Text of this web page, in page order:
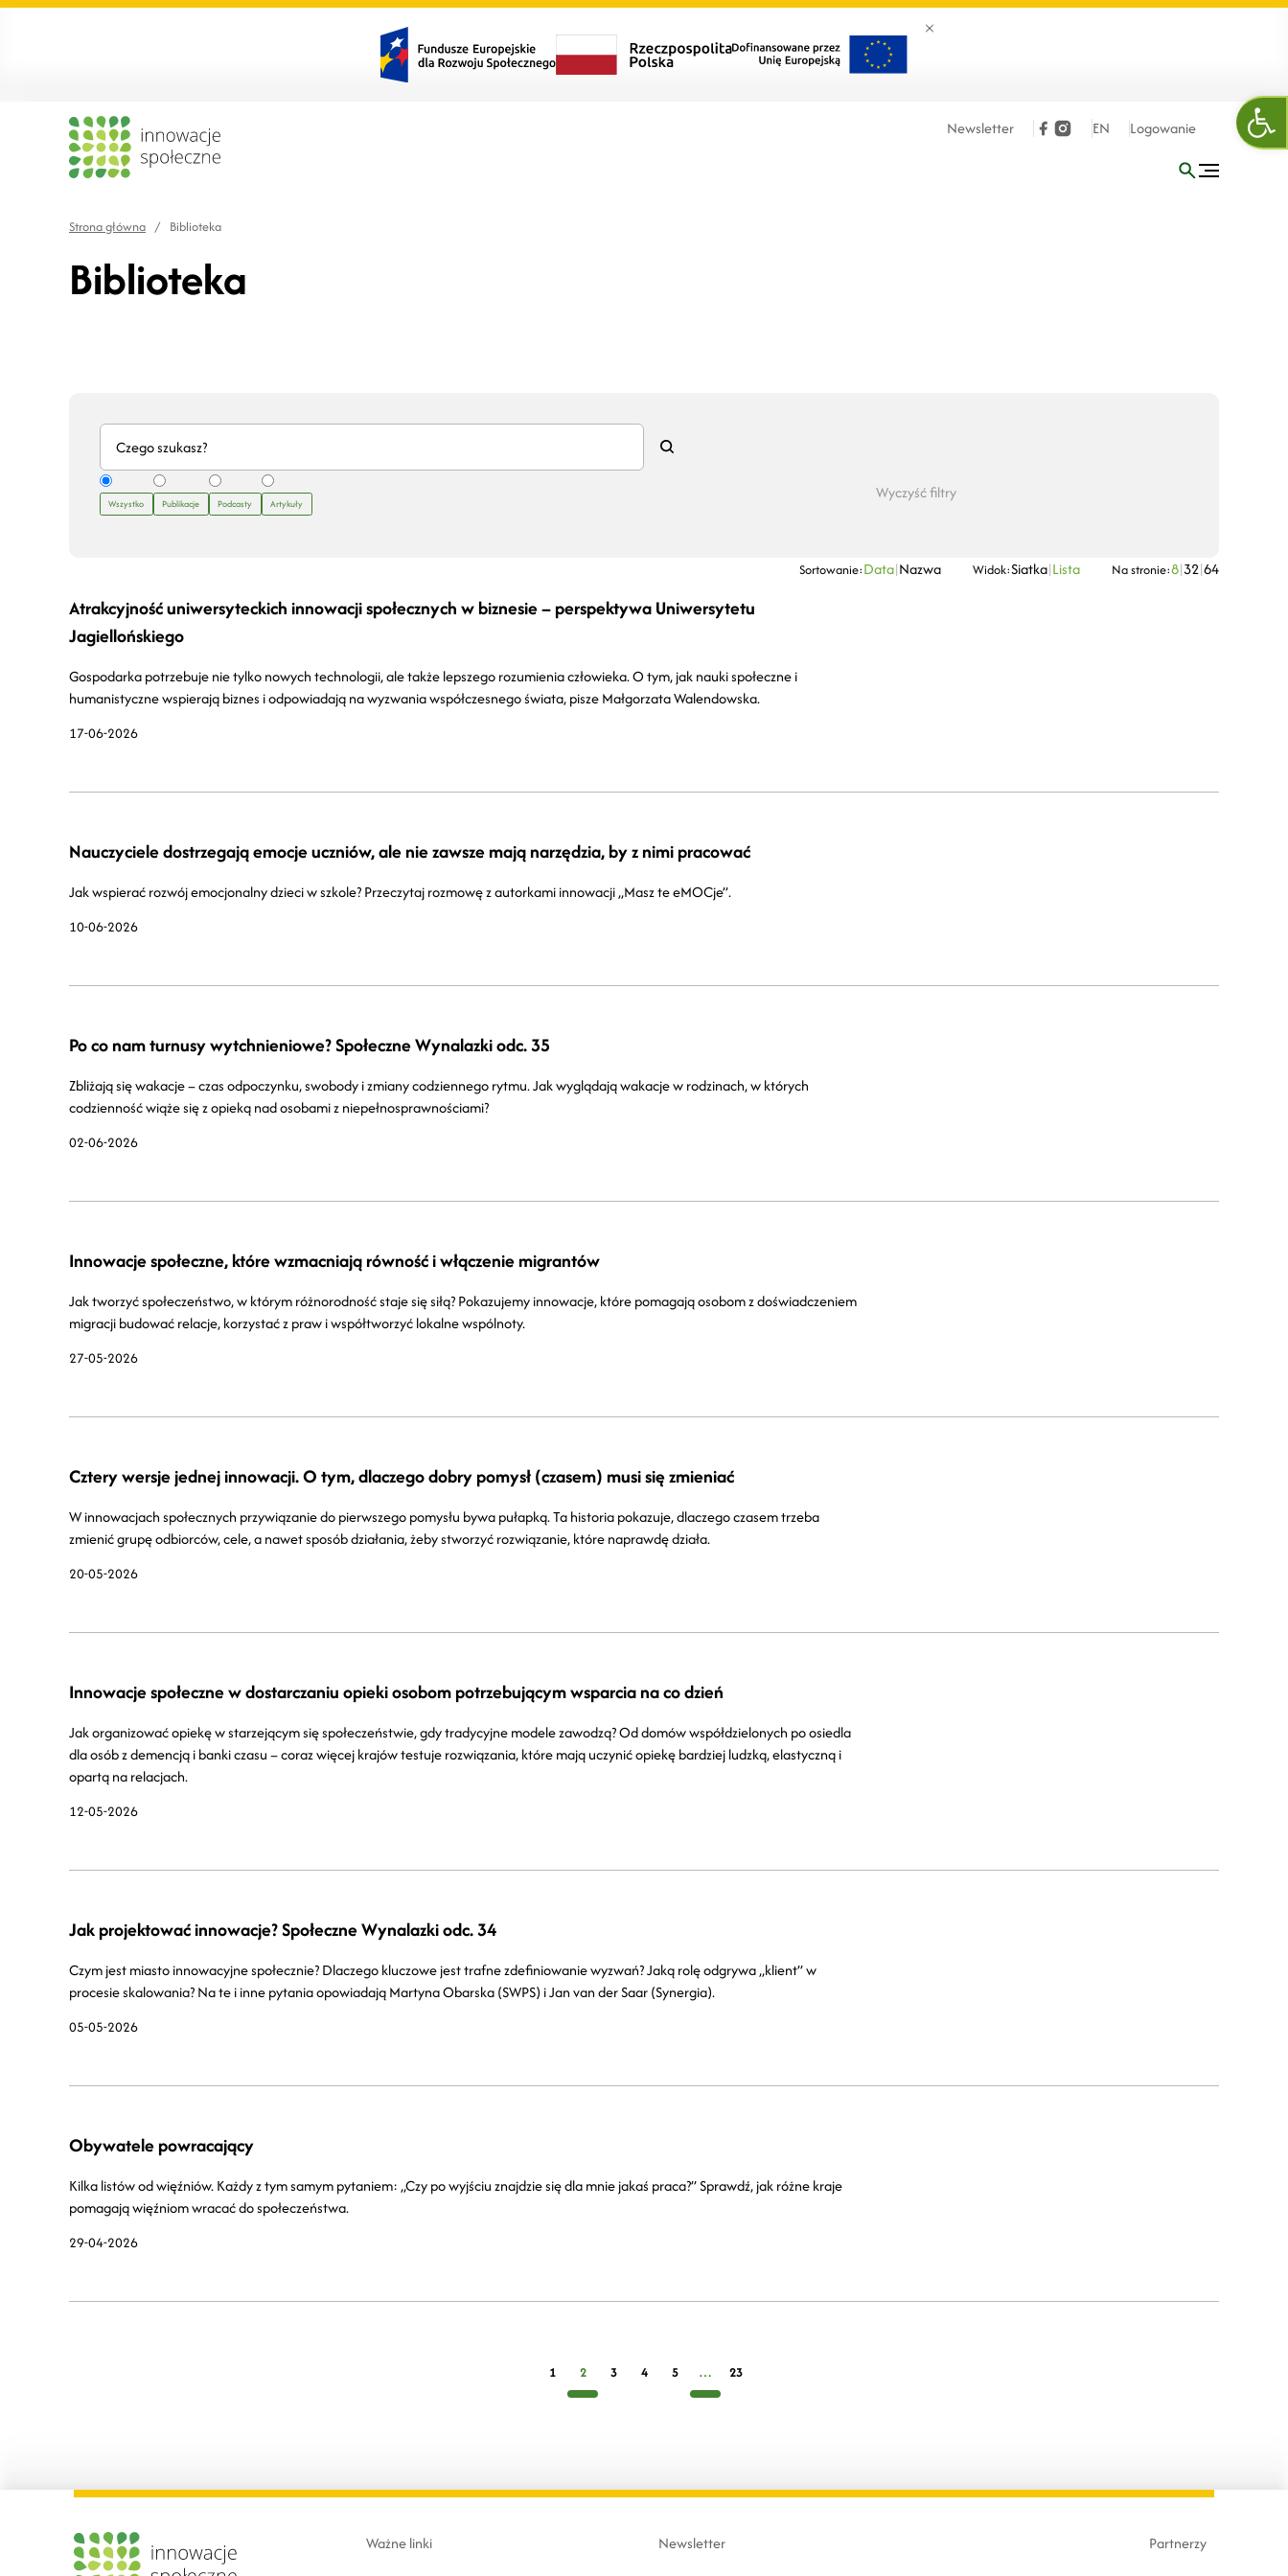
Zamknij banner
Newsletter EN Logowanie
Strona główna / Biblioteka
Biblioteka
Wszystko Publikacje Podcasty Artykuły
Wyczyść filtry
Sortowanie:Data|Nazwa Widok:Siatka|Lista Na stronie:8|32|64
17-06-2026
Atrakcyjność uniwersyteckich innowacji społecznych w biznesie – perspektywa Uniwersytetu
Jagiellońskiego
Gospodarka potrzebuje nie tylko nowych technologii, ale także lepszego rozumienia człowieka. O tym, jak nauki społeczne i
humanistyczne wspierają biznes i odpowiadają na wyzwania współczesnego świata, pisze Małgorzata Walendowska.
10-06-2026
Nauczyciele dostrzegają emocje uczniów, ale nie zawsze mają narzędzia, by z nimi pracować
Jak wspierać rozwój emocjonalny dzieci w szkole? Przeczytaj rozmowę z autorkami innowacji „Masz te eMOCje”.
02-06-2026
Po co nam turnusy wytchnieniowe? Społeczne Wynalazki odc. 35
Zbliżają się wakacje – czas odpoczynku, swobody i zmiany codziennego rytmu. Jak wyglądają wakacje w rodzinach, w których
codzienność wiąże się z opieką nad osobami z niepełnosprawnościami?
27-05-2026
Innowacje społeczne, które wzmacniają równość i włączenie migrantów
Jak tworzyć społeczeństwo, w którym różnorodność staje się siłą? Pokazujemy innowacje, które pomagają osobom z doświadczeniem
migracji budować relacje, korzystać z praw i współtworzyć lokalne wspólnoty.
20-05-2026
Cztery wersje jednej innowacji. O tym, dlaczego dobry pomysł (czasem) musi się zmieniać
W innowacjach społecznych przywiązanie do pierwszego pomysłu bywa pułapką. Ta historia pokazuje, dlaczego czasem trzeba
zmienić grupę odbiorców, cele, a nawet sposób działania, żeby stworzyć rozwiązanie, które naprawdę działa.
12-05-2026
Innowacje społeczne w dostarczaniu opieki osobom potrzebującym wsparcia na co dzień
Jak organizować opiekę w starzejącym się społeczeństwie, gdy tradycyjne modele zawodzą? Od domów współdzielonych po osiedla
dla osób z demencją i banki czasu – coraz więcej krajów testuje rozwiązania, które mają uczynić opiekę bardziej ludzką, elastyczną i
opartą na relacjach.
05-05-2026
Jak projektować innowacje? Społeczne Wynalazki odc. 34
Czym jest miasto innowacyjne społecznie? Dlaczego kluczowe jest trafne zdefiniowanie wyzwań? Jaką rolę odgrywa „klient” w
procesie skalowania? Na te i inne pytania opowiadają Martyna Obarska (SWPS) i Jan van der Saar (Synergia).
29-04-2026
Obywatele powracający
Kilka listów od więźniów. Każdy z tym samym pytaniem: „Czy po wyjściu znajdzie się dla mnie jakaś praca?” Sprawdź, jak różne kraje
pomagają więźniom wracać do społeczeństwa.
1 2 3 4 5 … 23
Ważne linki Newsletter Partnerzy